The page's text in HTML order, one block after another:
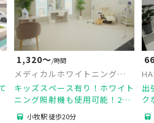
1,320〜/時間
メディカルホワイトニング
HAKU コマキ店
キッズスペース有り！ホワイト
ニング照射機も使用可能！28
畳の広々スペース！
小牧駅 徒歩20分
出
ク